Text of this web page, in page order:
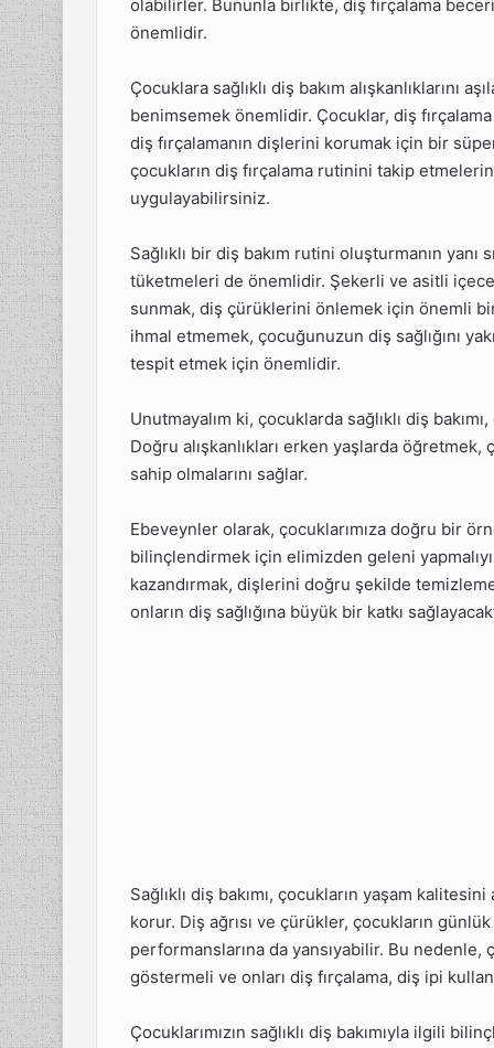
Diş
olabilirler. Bununla birlikte, diş fırçalama
önemlidir.
Çocuklara sağlıklı diş bakım alışkanlıklarını
benimsemek önemlidir. Çocuklar, diş
diş fırçalamanın dişlerini korumak için bir
çocukların diş fırçalama rutinini takip
uygulayabilirsiniz.
Sağlıklı bir diş bakım rutini oluşturmanın
tüketmeleri de önemlidir. Şekerli ve asitli
sunmak, diş çürüklerini önlemek için önemli
ihmal etmemek, çocuğunuzun diş sağlığını
tespit etmek için önemlidir.
Unutmayalım ki, çocuklarda sağlıklı diş
Doğru alışkanlıkları erken yaşlarda öğretmek,
sahip olmalarını sağlar.
Ebeveynler olarak, çocuklarımıza doğru bir
bilinçlendirmek için elimizden geleni
kazandırmak, dişlerini doğru şekilde
onların diş sağlığına büyük bir katkı
Sağlıklı diş bakımı, çocukların yaşam
korur. Diş ağrısı ve çürükler, çocukların
performanslarına da yansıyabilir. Bu nedenle,
göstermeli ve onları diş fırçalama, diş ipi
Çocuklarımızın sağlıklı diş bakımıyla ilgili